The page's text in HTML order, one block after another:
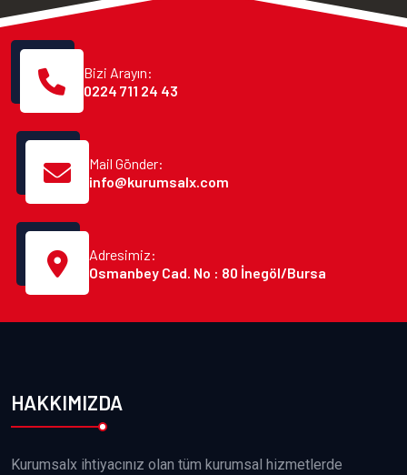
Bizi Arayın:
0224 711 24 43
Mail Gönder:
info@kurumsalx.com
Adresimiz:
Osmanbey Cad. No : 80 İnegöl/Bursa
HAKKIMIZDA
Kurumsalx ihtiyacınız olan tüm kurumsal hizmetlerde